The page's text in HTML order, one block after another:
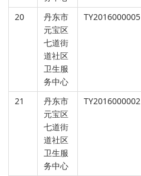
20
丹东市
元宝区
七道街
道社区
卫生服
务中心
TY2016000005
21
丹东市
元宝区
七道街
道社区
卫生服
务中心
TY2016000002